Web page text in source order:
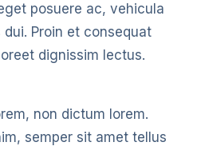
posuere ac, vehicula
Proin et consequat
dignissim lectus.
non dictum lorem.
semper sit amet tellus